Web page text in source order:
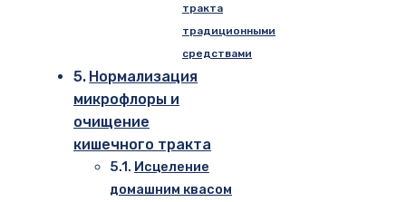
тракта
традиционными
средствами
Нормализация
микрофлоры и
очищение
кишечного тракта
Исцеление
домашним квасом